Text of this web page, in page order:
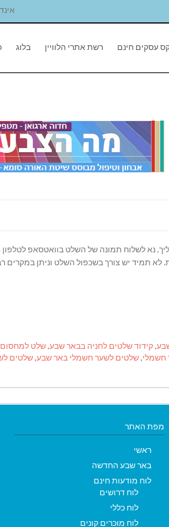
עסקים חינם רשת אתרי הלוויין בלוג
לשלוח תמונה של השלט בוואטסאפ לטלפון
תמיד יש צורך בשכפול השלט וניתן במקרים
,קידוד שלטים לחניה בבאר שבע,שלט למחסום
חשמלי,שלטים לשער חשמלי באר שבע,שלטים
מפת האתר
ראשי
באר שבע החדשה
לוח מודעות חינם
לוח דרושים
לוח כללי
לוח מוכרים קונים